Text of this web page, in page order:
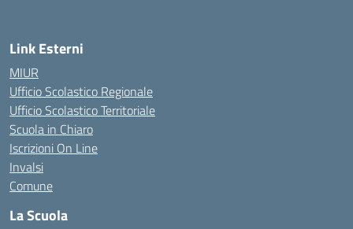
Link Esterni
MIUR
Ufficio Scolastico Regionale
Ufficio Scolastico Territoriale
Scuola in Chiaro
Iscrizioni On Line
Invalsi
Comune
La Scuola